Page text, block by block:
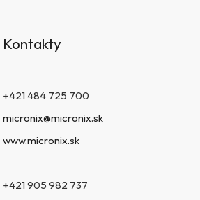
Kontakty
+421 484 725 700
micronix@micronix.sk
www.micronix.sk
+421 905 982 737